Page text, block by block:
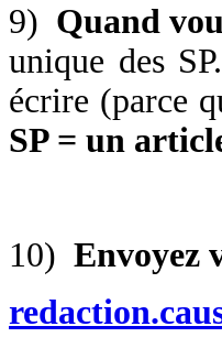
9) Quand
unique des
écrire (parce
SP = un
10) Envoyez